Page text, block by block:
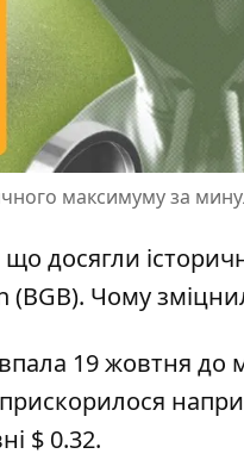
максимуму за
досягли
(BGB). Чому
впала 19 жовтня до
$ 0.32.